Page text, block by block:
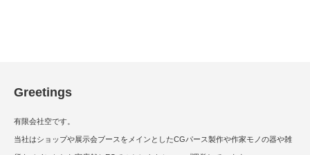
Greetings
有限会社空です。
当社はショップや展示会ブースをメインとしたCGパース製作や作家モノの器や雑